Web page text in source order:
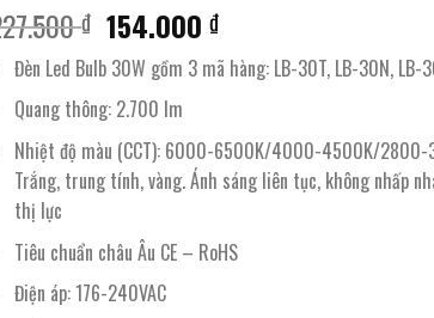
₫ Giá
gốc
là:
227.500 ₫.
154.000₫Giá
hiện
tại
154.000 ₫.
Đèn Led Bulb 30W gồm 3 mã hàng: LB-30T, LB-30N, LB-
Quang thông: 2.700 lm
Nhiệt độ màu (CCT): 6000-6500K/4000-4500K/2800-
Trắng, trung tính, vàng. Ánh sáng liên tục, không nhấp
thị lực
Tiêu chuẩn châu Âu CE – RoHS
Điện áp: 176-240VAC